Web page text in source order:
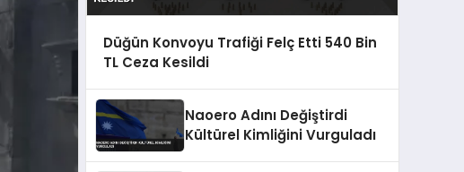
Düğün Konvoyu Trafiği Felç Etti 540 Bin
TL Ceza Kesildi
Naoero Adını Değiştirdi
Kültürel Kimliğini Vurguladı